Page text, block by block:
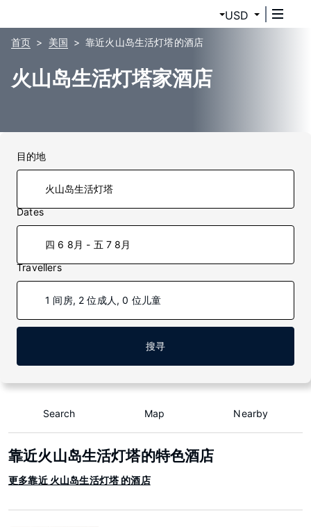
USD
首页 美国 靠近火山岛生活灯塔的酒店
火山岛生活灯塔家酒店
目的地
Dates
四 6 8月 - 五 7 8月
Travellers
1 间房, 2 位成人, 0 位儿童
搜寻
Search Map Nearby
靠近火山岛生活灯塔的特色酒店
更多靠近 火山岛生活灯塔 的酒店